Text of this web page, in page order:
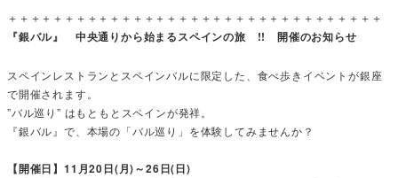
＋＋＋＋＋＋＋＋＋＋＋＋＋＋＋＋＋＋＋＋＋＋＋＋＋＋＋＋＋＋＋＋＋
『銀バル』 中央通りから始まるスペインの旅 !! 開催のお知らせ
スペインレストランとスペインバルに限定した、食べ歩きイベントが銀座
で開催されます。
”バル巡り” はもともとスペインが発祥。
『銀バル』で、本場の「バル巡り」を体験してみませんか？
【開催日】11月20日(月)～26日(日)